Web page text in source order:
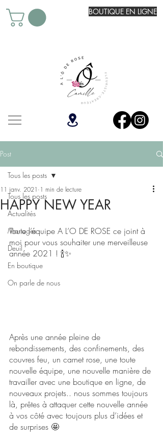
BOUTIQUE EN LIGNE
Post
Tous les posts
Actualités
Mariages
Deuil
En boutique
On parle de nous
Tous les posts
HAPPY NEW YEAR
11 janv. 2021 1 min de lecture
Toute l’équipe A L’O DE ROSE ce joint à
moi pour vous souhaiter une merveilleuse
année 2021 ! 🍾✨
Après une année pleine de
rebondissements, des confinements, des
couvres feu, un carnet rose, une toute
nouvelle équipe, une nouvelle manière de
travailler avec une boutique en ligne, de
nouveaux projets.. nous sommes toujours
là, prêtes à attaquer cette nouvelle année
à vos côté avec toujours plus d’idées et
de surprises 🤩